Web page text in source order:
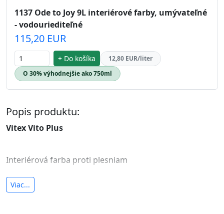
1137 Ode to Joy 9L interiérové farby, umývateľné
- vodouriediteľné
115,20 EUR
+ Do košíka
12,80 EUR/liter
O 30% výhodnejšie ako 750ml
Popis produktu:
Vitex Vito Plus
Interiérová farba proti plesniam
antibakteriálna a umývateľná
Viac...